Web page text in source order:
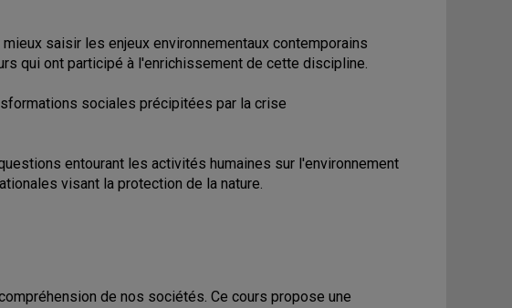
saisir les enjeux environnementaux contemporains
qui ont participé à l'enrichissement de cette discipline.
sociales précipitées par la crise
entourant les activités humaines sur l'environnement
visant la protection de la nature.
de nos sociétés. Ce cours propose une